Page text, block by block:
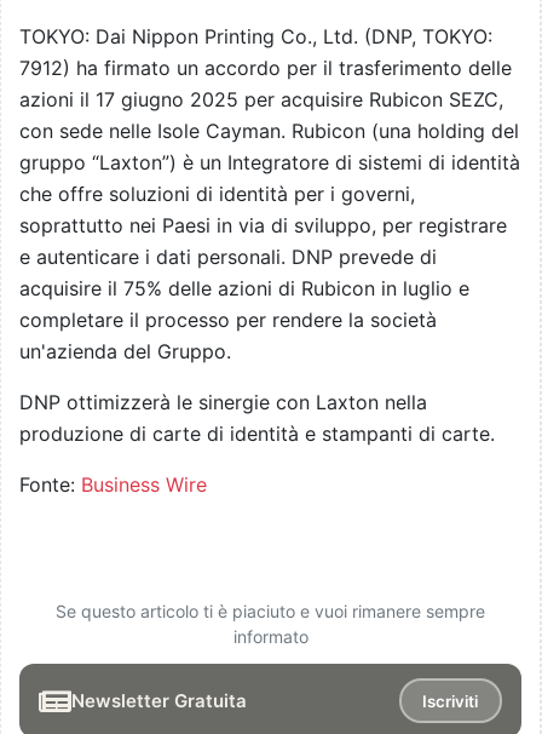
TOKYO: Dai Nippon Printing Co., Ltd. (DNP, TOKYO:
7912) ha firmato un accordo per il trasferimento delle
azioni il 17 giugno 2025 per acquisire Rubicon SEZC,
con sede nelle Isole Cayman. Rubicon (una holding del
gruppo “Laxton”) è un Integratore di sistemi di identità
che offre soluzioni di identità per i governi,
soprattutto nei Paesi in via di sviluppo, per registrare
e autenticare i dati personali. DNP prevede di
acquisire il 75% delle azioni di Rubicon in luglio e
completare il processo per rendere la società
un'azienda del Gruppo.
DNP ottimizzerà le sinergie con Laxton nella
produzione di carte di identità e stampanti di carte.
Fonte: Business Wire
Se questo articolo ti è piaciuto e vuoi rimanere sempre
informato
Newsletter Gratuita Iscriviti